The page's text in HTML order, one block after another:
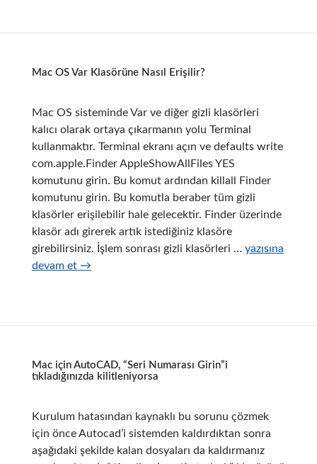
Mac OS Var Klasörüne Nasıl Erişilir?
Mac OS sisteminde Var ve diğer gizli klasörleri
kalıcı olarak ortaya çıkarmanın yolu Terminal
kullanmaktır. Terminal ekranı açın ve defaults write
com.apple.Finder AppleShowAllFiles YES
komutunu girin. Bu komut ardından killall Finder
komutunu girin. Bu komutla beraber tüm gizli
klasörler erişilebilir hale gelecektir. Finder üzerinde
klasör adı girerek artık istediğiniz klasöre
girebilirsiniz. İşlem sonrası gizli klasörleri … Mac
yazısına
devam et →
Mac için AutoCAD, “Seri Numarası Girin”i
tıkladığınızda kilitleniyorsa
Kurulum hatasından kaynaklı bu sorunu çözmek
için önce Autocad’i sistemden kaldırdıktan sonra
aşağıdaki şekilde kalan dosyaları da kaldırmanız